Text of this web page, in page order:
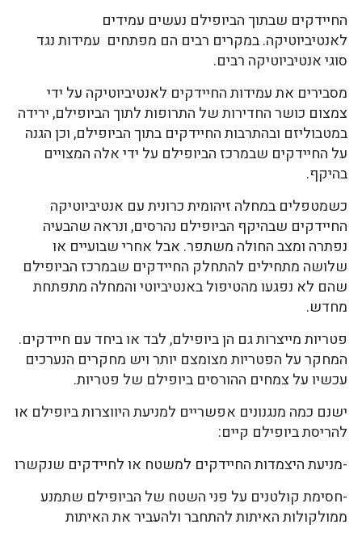
החיידקים שבתוך הביופילם נעשים עמידים
לאנטיביוטיקה. במקרים רבים הם מפתחים עמידות נגד
סוגי אנטיביוטיקה רבים.
מסבירים את עמידות החיידקים לאנטיביוטיקה על ידי
צמצום כושר החדירות של התרופות לתוך הביופילם, ירידה
במטבוליזם ובהתרבות החיידקים בתוך הביופילם, וכן הגנה
על החיידקים שבמרכז הביופילם על ידי אלה המצויים
בהיקף.
כשמטפלים במחלה זיהומית כרונית עם אנטיביוטיקה
החיידקים שבהיקף הביופילם נהרסים, ונראה שהבעיה
נפתרה ומצב החולה משתפר. אבל אחרי שבועיים או
שלושה מתחילים להתחלק החיידקים שבמרכז הביופילם
שהם לא נפגעו מהטיפול באנטיביוטי והמחלה מתפתחת
מחדש.
פטריות מייצרות גם הן ביופילם, לבד או ביחד עם חיידקים.
המחקר על הפטריות מצומצם יותר ויש מחקרים הנערכים
עכשיו על צמחים ההורסים ביופילם של פטריות.
ישנם כמה מנגנונים אפשריים למניעת היווצרות ביופילם או
להריסת ביופילם קיים:
-מניעת היצמדות החיידקים למשטח או לחיידקים שנקשרו
-חסימת קולטנים על פני השטח של הביופילם שתמנע
ממולקולות האיתות להתחבר ולהעביר את האיתות